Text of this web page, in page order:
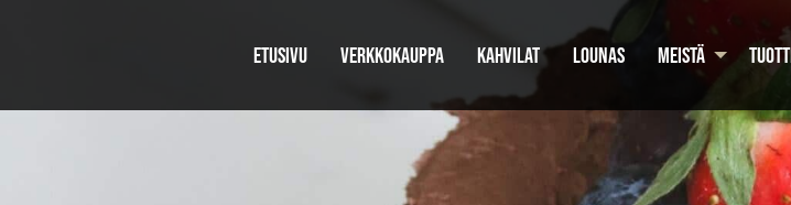
ETUSIVU VERKKOKAUPPA KAHVILAT LOUNAS MEISTÄ